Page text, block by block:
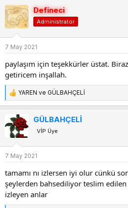
p
k
i
e
Defineci
Administrator
7 May 2021
paylaşım için teşekkürler üstat.
getiricem inşallah.
T
e
k
e
YAREN ve GÜLBAHÇELİ
GÜLBAHÇELİ
VİP Üye
7 May 2021
tamamı nı izlersen iyi olur cünkü
şeylerden bahsediliyor teslim edilen
izleyen anlar